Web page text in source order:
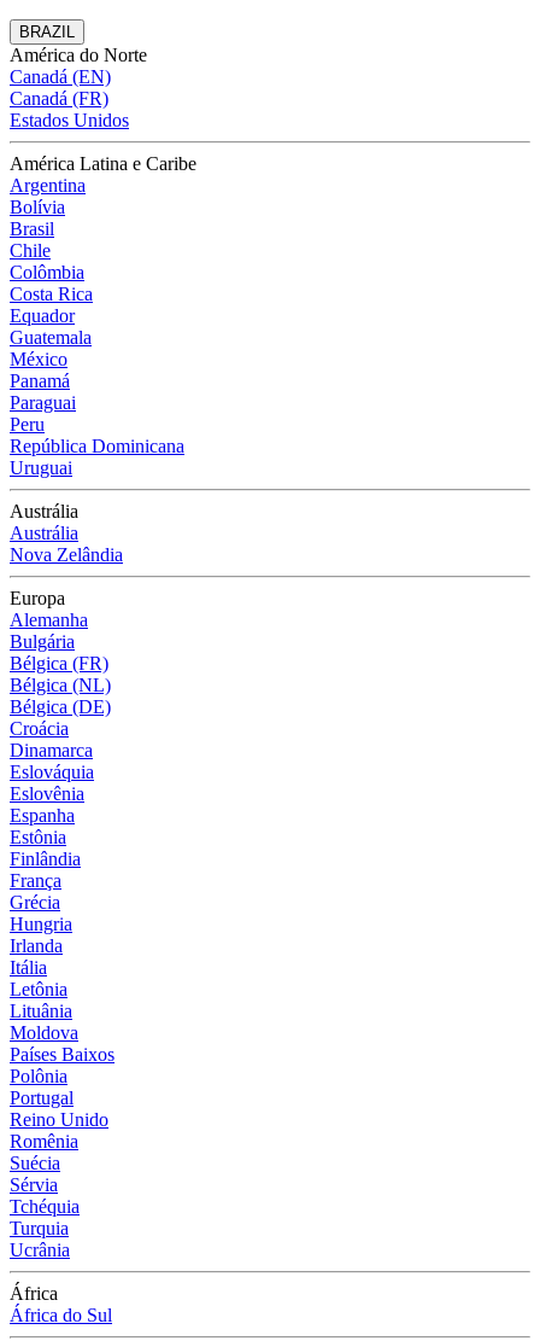
BRAZIL
América do Norte
Canadá (EN)
Canadá (FR)
Estados Unidos
América Latina e Caribe
Argentina
Bolívia
Brasil
Chile
Colômbia
Costa Rica
Equador
Guatemala
México
Panamá
Paraguai
Peru
República Dominicana
Uruguai
Austrália
Austrália
Nova Zelândia
Europa
Alemanha
Bulgária
Bélgica (FR)
Bélgica (NL)
Bélgica (DE)
Croácia
Dinamarca
Eslováquia
Eslovênia
Espanha
Estônia
Finlândia
França
Grécia
Hungria
Irlanda
Itália
Letônia
Lituânia
Moldova
Países Baixos
Polônia
Portugal
Reino Unido
Romênia
Suécia
Sérvia
Tchéquia
Turquia
Ucrânia
África
África do Sul